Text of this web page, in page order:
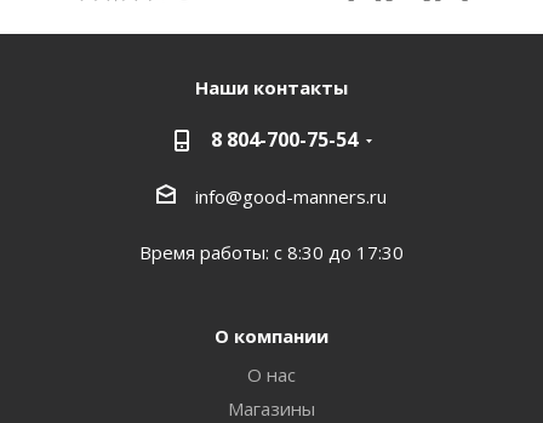
Наши контакты
8 804-700-75-54
info@good-manners.ru
Время работы: с 8:30 до 17:30
О компании
О нас
Магазины